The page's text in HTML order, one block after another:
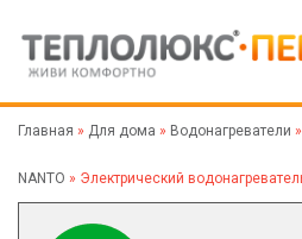
Главная » Для дома » Водонагреватели »
NANTO » Электрический